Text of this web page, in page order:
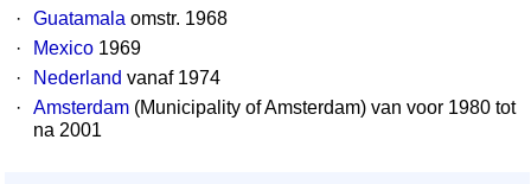
·
Guatamala omstr. 1968
·
Mexico 1969
·
Nederland vanaf 1974
·
Amsterdam (Municipality of Amsterdam) van voor 1980 tot
na 2001